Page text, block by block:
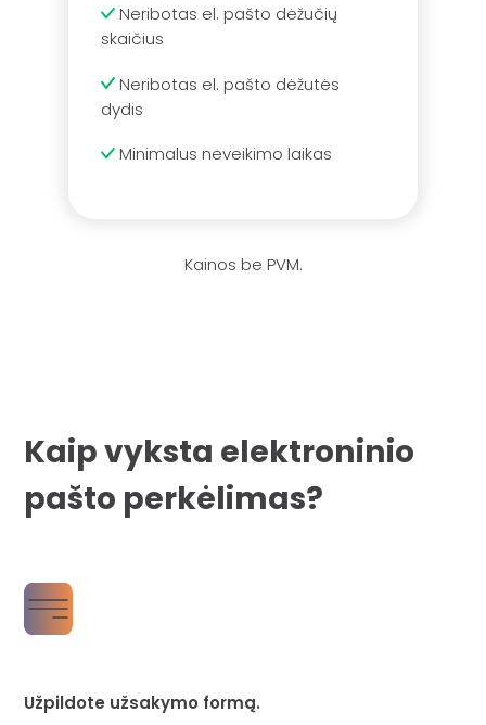
Neribotas el. pašto dėžučių
skaičius
Neribotas el. pašto dėžutės
dydis
Minimalus neveikimo laikas
Kainos be PVM.
Kaip vyksta elektroninio
pašto perkėlimas?
Užpildote užsakymo formą.